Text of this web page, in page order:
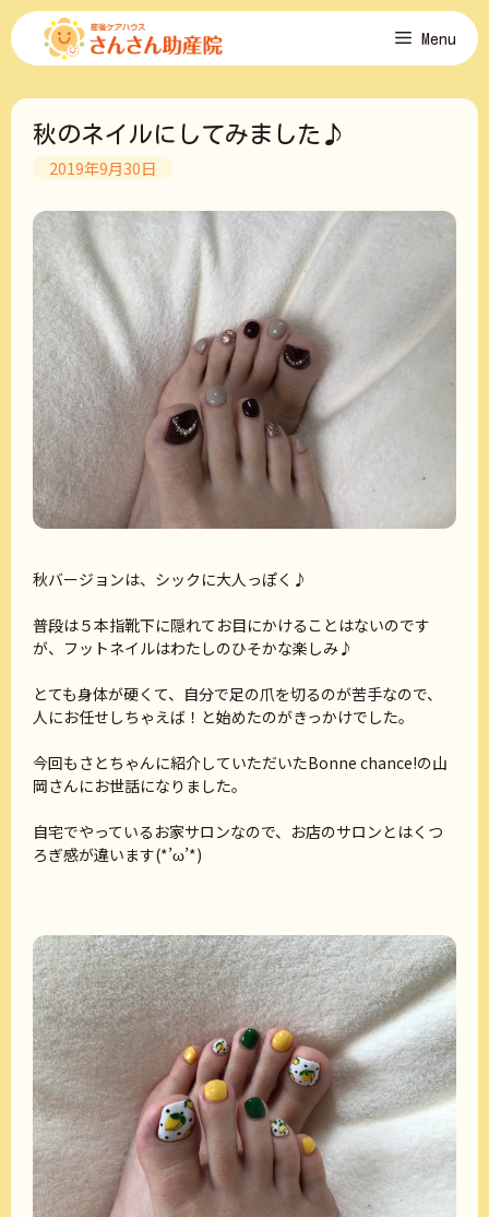
コ
ン
ツ
Menu
秋のネイルにしてみました♪
2019年9月30日
秋バージョンは、シックに大人っぽく♪
普段は５本指靴下に隠れてお目にかけることはないのです
が、フットネイルはわたしのひそかな楽しみ♪
とても身体が硬くて、自分で足の爪を切るのが苦手なので、
人にお任せしちゃえば！と始めたのがきっかけでした。
今回もさとちゃんに紹介していただいたBonne chance!の山
岡さんにお世話になりました。
自宅でやっているお家サロンなので、お店のサロンとはくつ
ろぎ感が違います(*’ω’*)